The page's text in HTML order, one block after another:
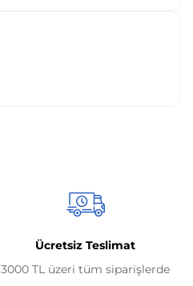
Ücretsiz Teslimat
3000 TL üzeri tüm siparişlerde